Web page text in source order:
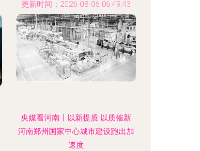
更新时间：2026-08-06 06:49:43
央媒看河南丨以新提质 以质催新
河南郑州国家中心城市建设跑出加
速度